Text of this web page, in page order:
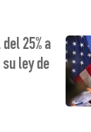
25% a
ley de